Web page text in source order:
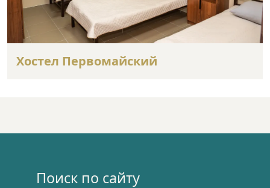
Хостел Первомайский
Поиск по сайту